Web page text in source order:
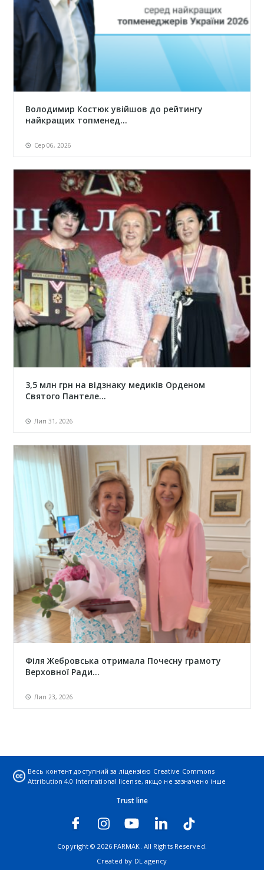
Володимир Костюк увійшов до рейтингу
найкращих топменед...
Сер 06, 2026
3,5 млн грн на відзнаку медиків Орденом
Святого Пантеле...
Лип 31, 2026
Філя Жебровська отримала Почесну грамоту
Верховної Ради...
Лип 23, 2026
Весь контент доступний за ліцензією Creative Commons
Attribution 4.0 International license, якщо не зазначено інше
Trust line
Copyright © 2026 FARMAK. All Rights Reserved.
Created by DL agency